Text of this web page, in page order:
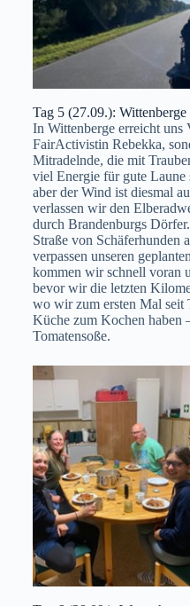
Tag 5 (27.09.): Wittenberge
In Wittenberge erreicht uns
FairActivistin Rebekka,
Mitradelnde, die mit
viel Energie für gute
aber der Wind ist diesmal
verlassen wir den
durch Brandenburgs
Straße von Schäferhunden
verpassen unseren
kommen wir schnell voran
bevor wir die letzten
wo wir zum ersten Mal seit
Küche zum Kochen haben
Tomatensoße.